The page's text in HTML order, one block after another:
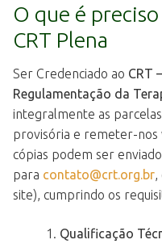
O que é
CRT Plena
Ser Credenciado ao CRT
Regulamentação da
integralmente as
provisória e remeter-nos
cópias podem ser
para contato@crt.org.br,
site), cumprindo os
Qualificação